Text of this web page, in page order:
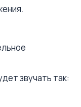
звучать так: